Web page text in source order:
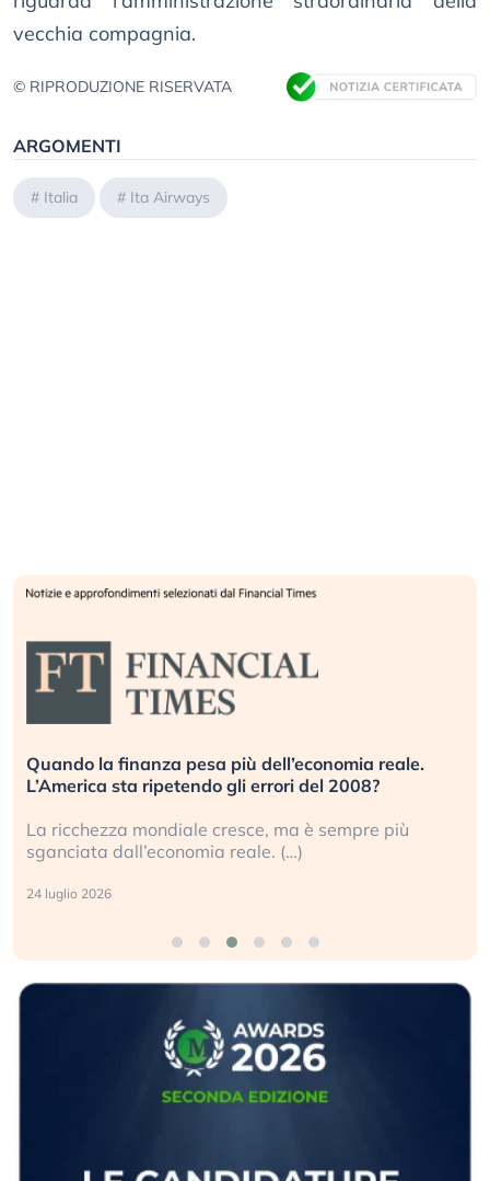
vecchia compagnia.
© RIPRODUZIONE RISERVATA
ARGOMENTI
# Italia # Ita Airways
Quando la finanza pesa più dell’economia reale.
L’America sta ripetendo gli errori del 2008?
La ricchezza mondiale cresce, ma è sempre più
sganciata dall’economia reale. (…)
24 luglio 2026